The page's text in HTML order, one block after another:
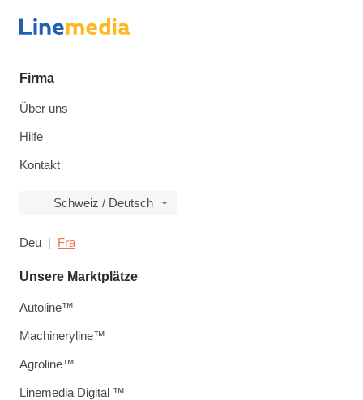
Firma
Über uns
Hilfe
Kontakt
Schweiz / Deutsch
Deu Fra
Unsere Marktplätze
Autoline™
Machineryline™
Agroline™
Linemedia Digital ™